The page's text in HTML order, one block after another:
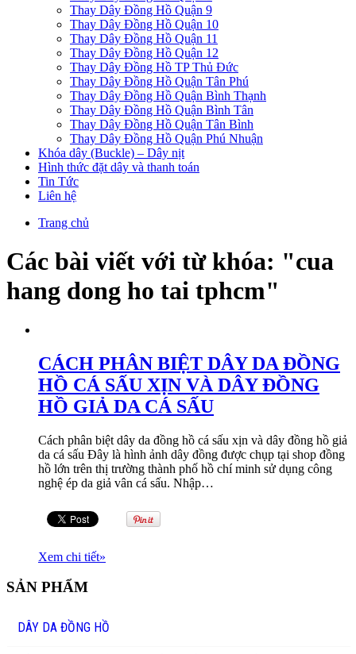
Thay Dây Đồng Hồ Quận 9
Thay Dây Đồng Hồ Quận 10
Thay Dây Đồng Hồ Quận 11
Thay Dây Đồng Hồ Quận 12
Thay Dây Đồng Hồ TP Thủ Đức
Thay Dây Đồng Hồ Quận Tân Phú
Thay Dây Đồng Hồ Quận Bình Thạnh
Thay Dây Đồng Hồ Quận Bình Tân
Thay Dây Đồng Hồ Quận Tân Bình
Thay Dây Đồng Hồ Quận Phú Nhuận
Khóa dây (Buckle) – Dây nịt
Hình thức đặt dây và thanh toán
Tin Tức
Liên hệ
Trang chủ
Các bài viết với từ khóa: "cua
hang dong ho tai tphcm"
CÁCH PHÂN BIỆT DÂY DA ĐỒNG
HỒ CÁ SẤU XỊN VÀ DÂY ĐỒNG
HỒ GIẢ DA CÁ SẤU
Cách phân biệt dây da đồng hồ cá sấu xịn và dây đồng hồ giả
da cá sấu Đây là hình ảnh dây đồng được chụp tại shop đồng
hồ lớn trên thị trường thành phố hồ chí minh sử dụng công
nghệ ép da giả vân cá sấu. Nhập…
Xem chi tiết»
SẢN PHẨM
DÂY DA ĐỒNG HỒ